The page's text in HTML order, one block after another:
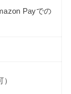
Payでの